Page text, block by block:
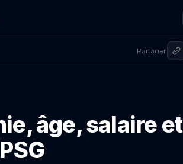
Partager
âge, salaire et